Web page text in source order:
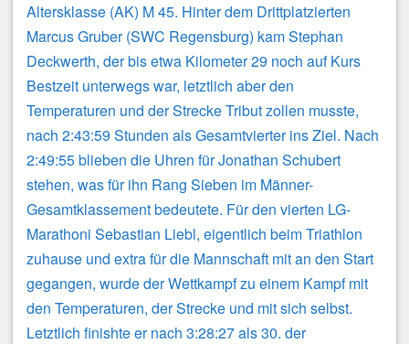
Altersklasse (AK) M 45. Hinter dem Drittplatzierten
Marcus Gruber (SWC Regensburg) kam Stephan
Deckwerth, der bis etwa Kilometer 29 noch auf Kurs
Bestzeit unterwegs war, letztlich aber den
Temperaturen und der Strecke Tribut zollen musste,
nach 2:43:59 Stunden als Gesamtvierter ins Ziel. Nach
2:49:55 blieben die Uhren für Jonathan Schubert
stehen, was für ihn Rang Sieben im Männer-
Gesamtklassement bedeutete. Für den vierten LG-
Marathoni Sebastian Liebl, eigentlich beim Triathlon
zuhause und extra für die Mannschaft mit an den Start
gegangen, wurde der Wettkampf zu einem Kampf mit
den Temperaturen, der Strecke und mit sich selbst.
Letztlich finishte er nach 3:28:27 als 30. der